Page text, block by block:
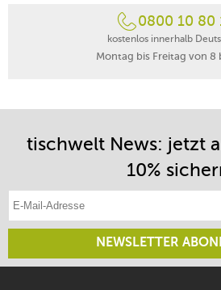
0800 10 80
kostenlos innerhalb
Montag bis Freitag von 8
tischwelt News: jetzt
10%
NEWSLETTER